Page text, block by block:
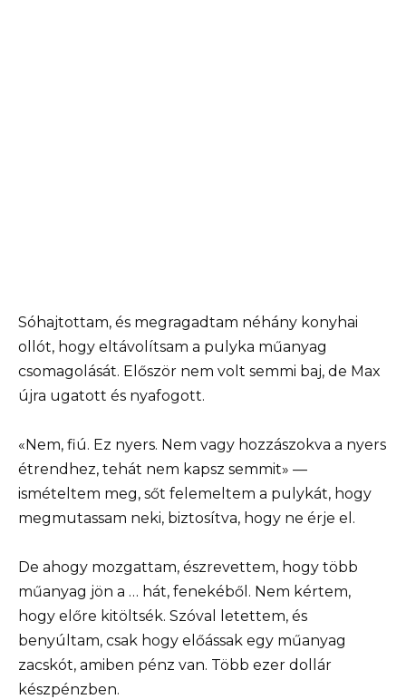
Sóhajtottam, és megragadtam néhány konyhai
ollót, hogy eltávolítsam a pulyka műanyag
csomagolását. Először nem volt semmi baj, de Max
újra ugatott és nyafogott.
«Nem, fiú. Ez nyers. Nem vagy hozzászokva a nyers
étrendhez, tehát nem kapsz semmit» —
ismételtem meg, sőt felemeltem a pulykát, hogy
megmutassam neki, biztosítva, hogy ne érje el.
De ahogy mozgattam, észrevettem, hogy több
műanyag jön a … hát, fenekéből. Nem kértem,
hogy előre kitöltsék. Szóval letettem, és
benyúltam, csak hogy előássak egy műanyag
zacskót, amiben pénz van. Több ezer dollár
készpénzben.